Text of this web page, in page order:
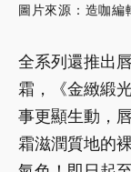
圖片來源：造咖編
全系列還推出
霜，《金緻緞
事更顯生動，
霜滋潤質地的